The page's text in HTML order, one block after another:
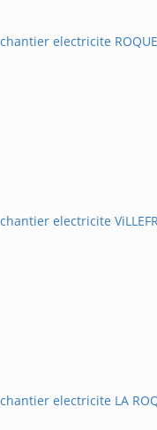
electricite
electricite
electricite LA